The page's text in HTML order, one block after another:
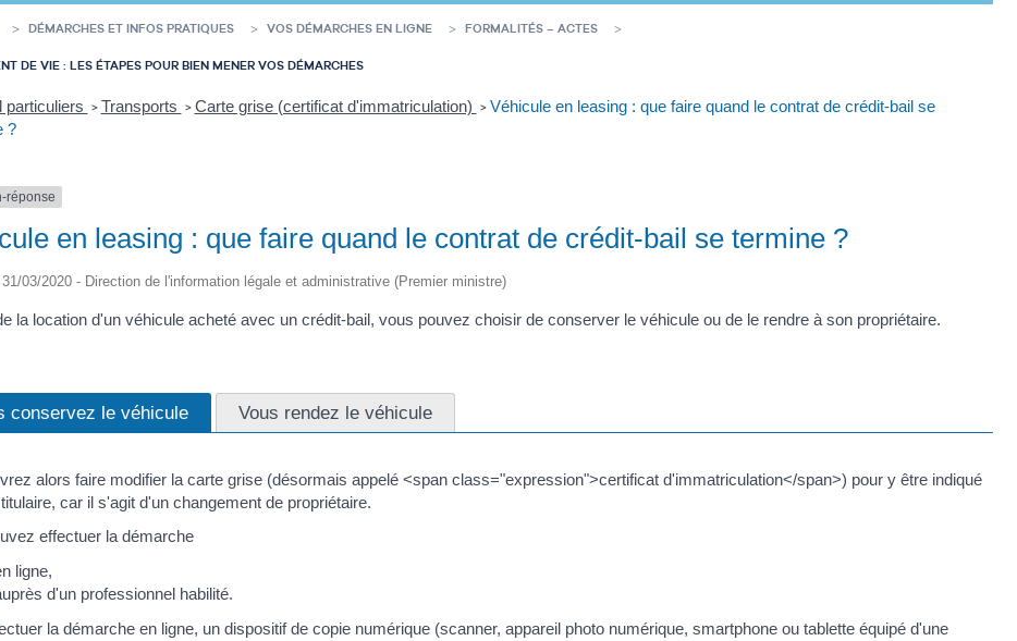
DÉMARCHES ET INFOS PRATIQUES VOS DÉMARCHES EN LIGNE FORMALITÉS – ACTES
DE VIE : LES ÉTAPES POUR BIEN MENER VOS DÉMARCHES
particuliers > Transports > Carte grise (certificat d'immatriculation) > Véhicule en leasing : que faire quand le contrat de crédit-bail se
?
réponse
en leasing : que faire quand le contrat de crédit-bail se termine ?
03/2020 - Direction de l'information légale et administrative (Premier ministre)
la location d'un véhicule acheté avec un crédit-bail, vous pouvez choisir de conserver le véhicule ou de le rendre à son propriétaire.
conservez le véhicule Vous rendez le véhicule
alors faire modifier la carte grise (désormais appelé <span class="expression">certificat d'immatriculation</span>) pour y être indiqué
car il s'agit d'un changement de propriétaire.
effectuer la démarche
ligne,
d'un professionnel habilité.
la démarche en ligne, un dispositif de copie numérique (scanner, appareil photo numérique, smartphone ou tablette équipé d'une